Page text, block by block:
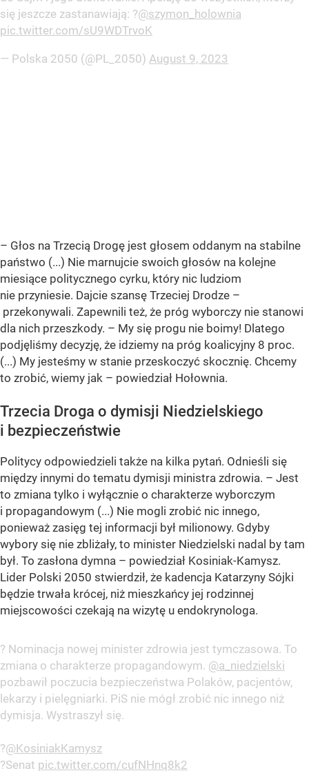
się jeszcze zastanawiają: ?@szymon_holownia
pic.twitter.com/sU9WDTrvoK
— Polska 2050 (@PL_2050) August 9, 2023
– Głos na Trzecią Drogę jest głosem oddanym na stabilne
państwo (...) Nie marnujcie swoich głosów na kolejne
miesiące politycznego cyrku, który nic ludziom
nie przyniesie. Dajcie szansę Trzeciej Drodze –
przekonywali. Zapewnili też, że próg wyborczy nie stanowi
dla nich przeszkody. – My się progu nie boimy! Dlatego
podjęliśmy decyzję, że idziemy na próg koalicyjny 8 proc.
(...) My jesteśmy w stanie przeskoczyć skocznię. Chcemy
to zrobić, wiemy jak – powiedział Hołownia.
Trzecia Droga o dymisji Niedzielskiego
i bezpieczeństwie
Politycy odpowiedzieli także na kilka pytań. Odnieśli się
między innymi do tematu dymisji ministra zdrowia. – Jest
to zmiana tylko i wyłącznie o charakterze wyborczym
i propagandowym (...) Nie mogli zrobić nic innego,
ponieważ zasięg tej informacji był milionowy. Gdyby
wybory się nie zbliżały, to minister Niedzielski nadal by tam
był. To zasłona dymna – powiedział Kosiniak-Kamysz.
Lider Polski 2050 stwierdził, że kadencja Katarzyny Sójki
będzie trwała krócej, niż mieszkańcy jej rodzinnej
miejscowości czekają na wizytę u endokrynologa.
? Nominacja nowej minister zdrowia jest tymczasowa. To
zmiana o charakterze propagandowym. @a_niedzielski
pozbawił poczucia bezpieczeństwa Polaków, pacjentów,
lekarzy i pielęgniarki. PiS nie mógł zrobić nic innego niż
dymisja. Wystraszył się.
?@KosiniakKamysz
?Senat pic.twitter.com/cufNHnq8k2